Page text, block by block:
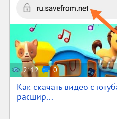
2112 0
Как скачать видео с
расшир...